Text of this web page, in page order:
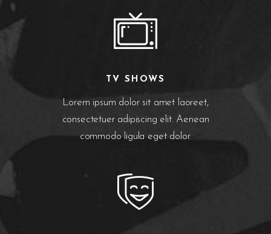
TV SHOWS
Lorem ipsum dolor sit amet laoreet,
consectetuer adipiscing elit. Aenean
commodo ligula eget dolor.